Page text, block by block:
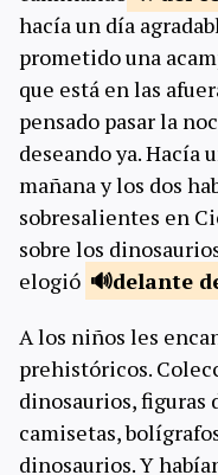
hacía un día
prometido una
que está en las
pensado pasar la
deseando ya. Hacía
mañana y los dos
sobresalientes en
sobre los
elogió
delante
A los niños les
prehistóricos.
dinosaurios, figuras
camisetas,
dinosaurios. Y